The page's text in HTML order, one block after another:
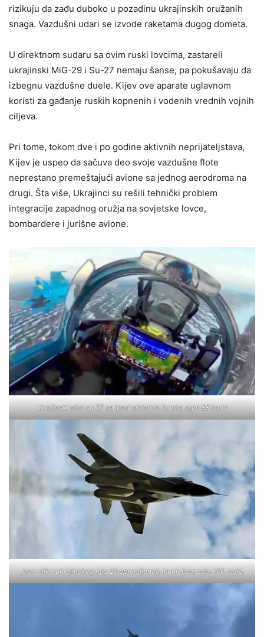
rizikuju da zađu duboko u pozadinu ukrajinskih oružanih
snaga. Vazdušni udari se izvode raketama dugog dometa.
U direktnom sudaru sa ovim ruski lovcima, zastareli
ukrajinski MiG-29 i Su-27 nemaju šanse, pa pokušavaju da
izbegnu vazdušne duele. Kijev ove aparate uglavnom
koristi za gađanje ruskih kopnenih i vodenih vrednih vojnih
ciljeva.
Pri tome, tokom dve i po godine aktivnih neprijateljstava,
Kijev je uspeo da sačuva deo svoje vazdušne flote
neprestano premeštajući avione sa jednog aerodroma na
drugi. Šta više, Ukrajinci su rešili tehnički problem
integracije zapadnog oružja na sovjetske lovce,
bombardere i jurišne avione.
ukrajinski pilot su 27 sa ipad tabletom lansira agm 88 harm
prve slike ukrajinskog mig 29 opremljenog municijom adm 160 mald